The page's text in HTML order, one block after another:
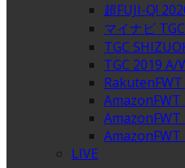
超FUJI-Q!
マイナビ
TGC
TGC 2019 A/
RakutenFWT
AmazonFWT
AmazonFWT
LIVE